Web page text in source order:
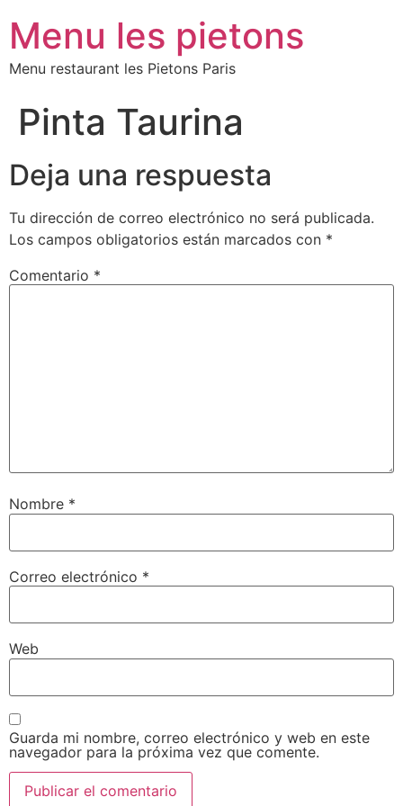
Menu les pietons
Menu restaurant les Pietons Paris
Pinta Taurina
Deja una respuesta
Tu dirección de correo electrónico no será publicada.
Los campos obligatorios están marcados con *
Comentario *
Nombre *
Correo electrónico *
Web
Guarda mi nombre, correo electrónico y web en este
navegador para la próxima vez que comente.